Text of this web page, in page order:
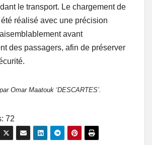
le transport. Le chargement de
réalisé avec une précision
avant
des passagers, afin de préserver
Omar Maatouk ‘DESCARTES’.
72